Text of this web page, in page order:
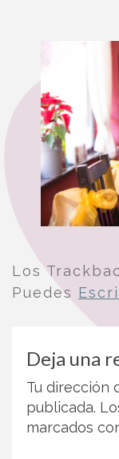
Los
Puedes
Deja una
Tu dirección
publicada.
marcados